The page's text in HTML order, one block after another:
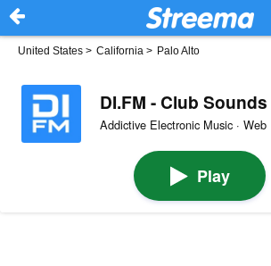
United States > California > Palo Alto
DI.FM - Club Sounds
Addictive Electronic Music · Web
Play